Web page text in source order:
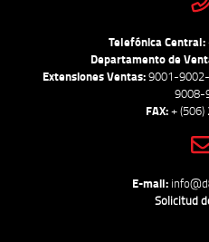
Telefónica Central:
Departamento de
Extensiones Ventas:9001-
9008-
FAX:+ (506)
E-mail:
Solicitud